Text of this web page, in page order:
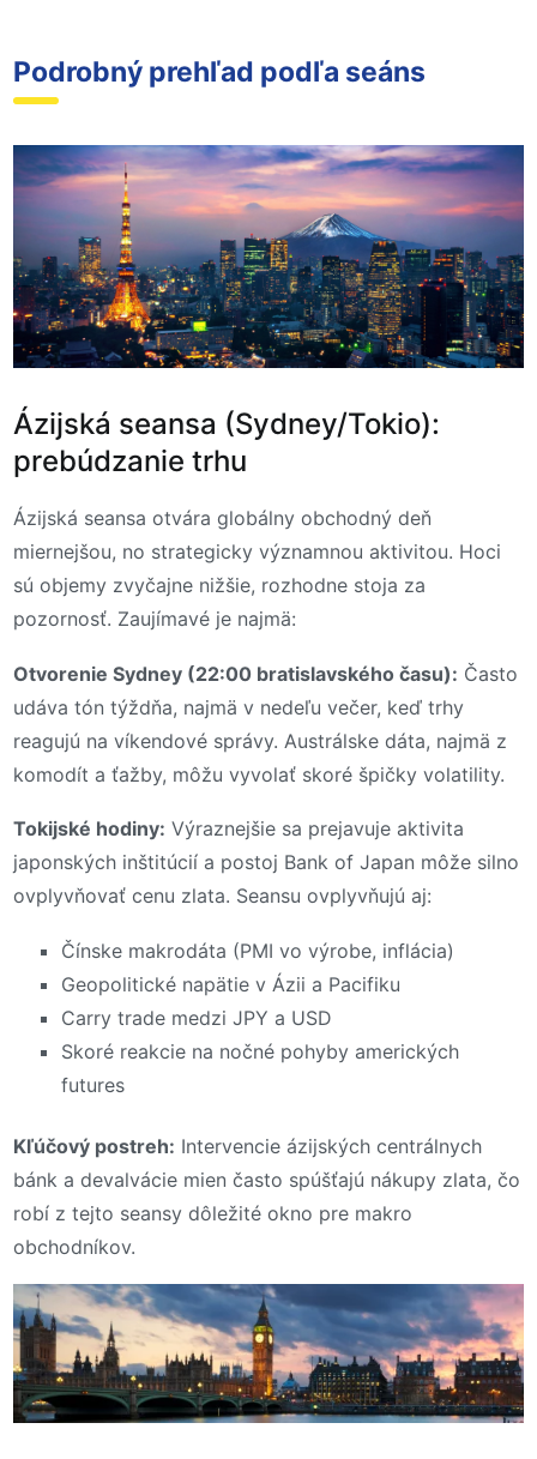
Podrobný prehľad podľa seáns
Ázijská seansa (Sydney/Tokio):
prebúdzanie trhu
Ázijská seansa otvára globálny obchodný deň
miernejšou, no strategicky významnou aktivitou. Hoci
sú objemy zvyčajne nižšie, rozhodne stoja za
pozornosť. Zaujímavé je najmä:
Otvorenie Sydney (22:00 bratislavského času): Často
udáva tón týždňa, najmä v nedeľu večer, keď trhy
reagujú na víkendové správy. Austrálske dáta, najmä z
komodít a ťažby, môžu vyvolať skoré špičky volatility.
Tokijské hodiny: Výraznejšie sa prejavuje aktivita
japonských inštitúcií a postoj Bank of Japan môže silno
ovplyvňovať cenu zlata. Seansu ovplyvňujú aj:
Čínske makrodáta (PMI vo výrobe, inflácia)
Geopolitické napätie v Ázii a Pacifiku
Carry trade medzi JPY a USD
Skoré reakcie na nočné pohyby amerických
futures
Kľúčový postreh: Intervencie ázijských centrálnych
bánk a devalvácie mien často spúšťajú nákupy zlata, čo
robí z tejto seansy dôležité okno pre makro
obchodníkov.